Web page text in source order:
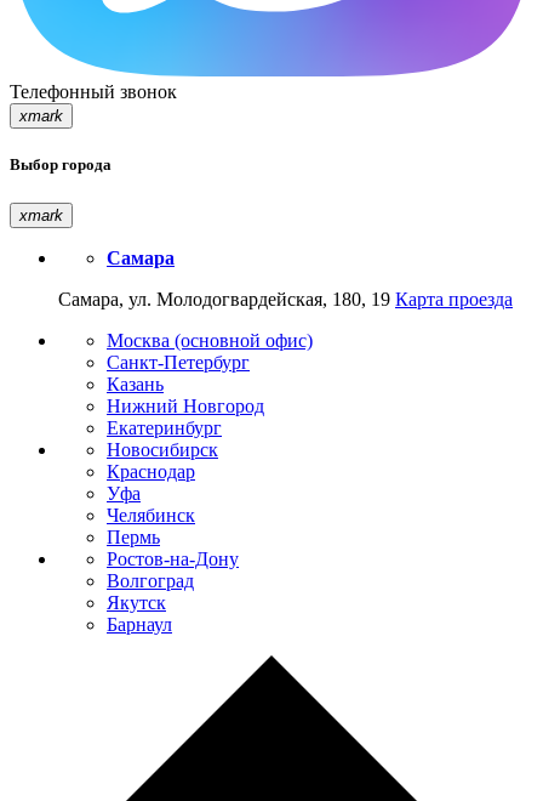
Телефонный звонок
xmark
Выбор города
xmark
Самара
Самара, ул. Молодогвардейская, 180, 19 Карта проезда
Москва (основной офис)
Санкт-Петербург
Казань
Нижний Новгород
Екатеринбург
Новосибирск
Краснодар
Уфа
Челябинск
Пермь
Ростов-на-Дону
Волгоград
Якутск
Барнаул